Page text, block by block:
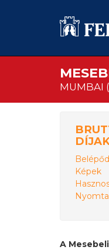
MUMBAI
Képek
A